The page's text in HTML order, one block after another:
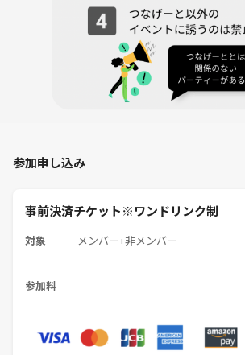
・他の類似イベントの主催者やスタッフの方は
自身のイベントの告知
・宣伝行為を行わないという条件(要事前告知）
とで当パーティーにご参加いただくことができます
な企画がありますので、
※東京最大級の国際交流コミュニティ
参加申し込み
事前決済チケット※ワンドリンク制
対象 メンバー+非メンバー
参加料